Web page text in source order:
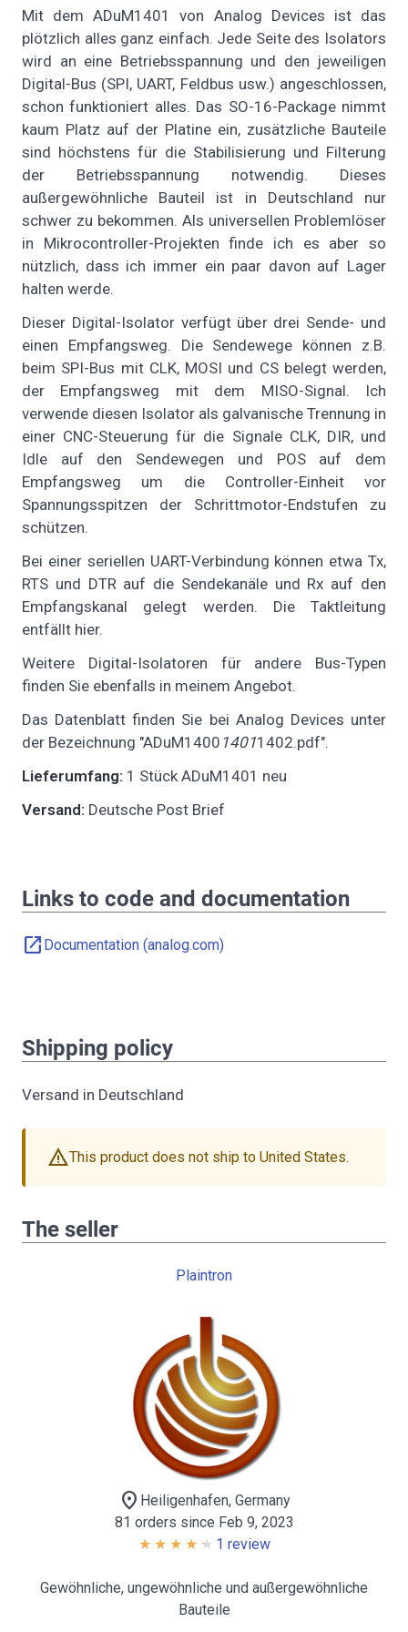
Mit dem ADuM1401 von Analog Devices ist das
plötzlich alles ganz einfach. Jede Seite des Isolators
wird an eine Betriebsspannung und den jeweiligen
Digital-Bus (SPI, UART, Feldbus usw.) angeschlossen,
schon funktioniert alles. Das SO-16-Package nimmt
kaum Platz auf der Platine ein, zusätzliche Bauteile
sind höchstens für die Stabilisierung und Filterung
der Betriebsspannung notwendig. Dieses
außergewöhnliche Bauteil ist in Deutschland nur
schwer zu bekommen. Als universellen Problemlöser
in Mikrocontroller-Projekten finde ich es aber so
nützlich, dass ich immer ein paar davon auf Lager
halten werde.
Dieser Digital-Isolator verfügt über drei Sende- und
einen Empfangsweg. Die Sendewege können z.B.
beim SPI-Bus mit CLK, MOSI und CS belegt werden,
der Empfangsweg mit dem MISO-Signal. Ich
verwende diesen Isolator als galvanische Trennung in
einer CNC-Steuerung für die Signale CLK, DIR, und
Idle auf den Sendewegen und POS auf dem
Empfangsweg um die Controller-Einheit vor
Spannungsspitzen der Schrittmotor-Endstufen zu
schützen.
Bei einer seriellen UART-Verbindung können etwa Tx,
RTS und DTR auf die Sendekanäle und Rx auf den
Empfangskanal gelegt werden. Die Taktleitung
entfällt hier.
Weitere Digital-Isolatoren für andere Bus-Typen
finden Sie ebenfalls in meinem Angebot.
Das Datenblatt finden Sie bei Analog Devices unter
der Bezeichnung "ADuM1400 14011402.pdf".
Lieferumfang: 1 Stück ADuM1401 neu
Versand: Deutsche Post Brief
Links to code and documentation
open_in_new Documentation (analog.com)
Shipping policy
Versand in Deutschland
warningThis product does not ship to United States.
The seller
Plaintron
location_on Heiligenhafen, Germany
81 orders since Feb 9, 2023
1 review
Gewöhnliche, ungewöhnliche und außergewöhnliche
Bauteile